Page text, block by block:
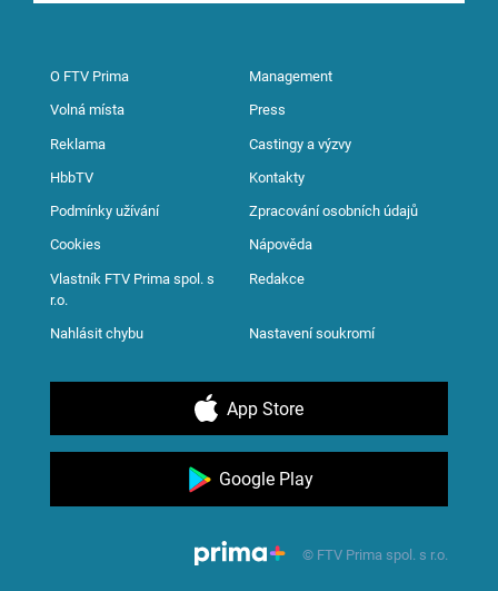
O FTV Prima Management
Volná místa Press
Reklama Castingy a výzvy
HbbTV Kontakty
Podmínky užívání Zpracování osobních údajů
Cookies Nápověda
Vlastník FTV Prima spol. s
r.o.
Redakce
Nahlásit chybu Nastavení soukromí
App Store
Google Play
© FTV Prima spol. s r.o.